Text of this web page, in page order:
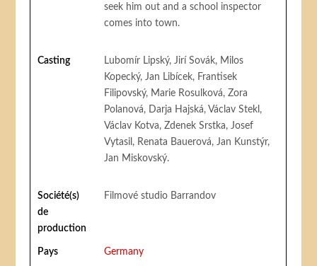
seek him out and a school inspector
comes into town.
Casting
Lubomír Lipský, Jirí Sovák, Milos
Kopecký, Jan Libícek, Frantisek
Filipovský, Marie Rosulková, Zora
Polanová, Darja Hajská, Václav Stekl,
Václav Kotva, Zdenek Srstka, Josef
Vytasil, Renata Bauerová, Jan Kunstýr,
Jan Miskovský.
Société(s)
de
production
Filmové studio Barrandov
Pays Germany